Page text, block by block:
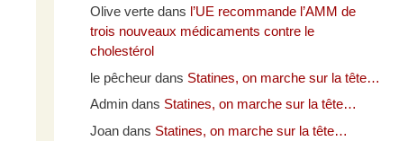
Olive vertedans l’UE recommande l’AMM de
trois nouveaux médicaments contre le
cholestérol
le pêcheurdans Statines, on marche sur la tête…
Admindans Statines, on marche sur la tête…
Joandans Statines, on marche sur la tête…